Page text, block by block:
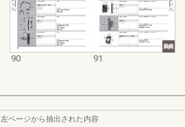
90 91
左ページから抽出された内容